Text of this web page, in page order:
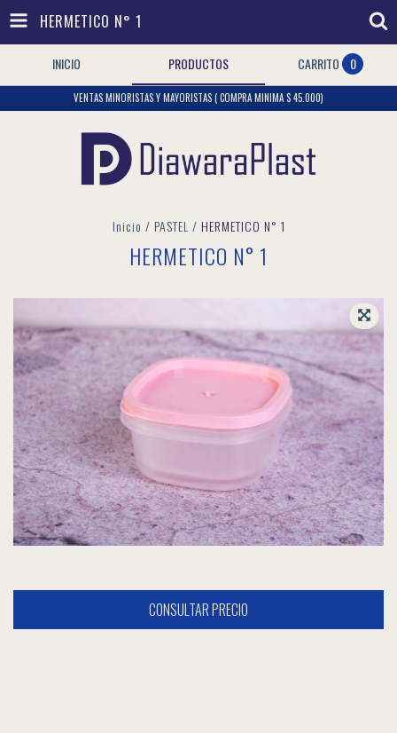
HERMETICO N° 1
INICIO PRODUCTOS CARRITO 0
VENTAS MINORISTAS Y MAYORISTAS ( COMPRA MINIMA $ 45.000)
Inicio / PASTEL / HERMETICO N° 1
HERMETICO N° 1